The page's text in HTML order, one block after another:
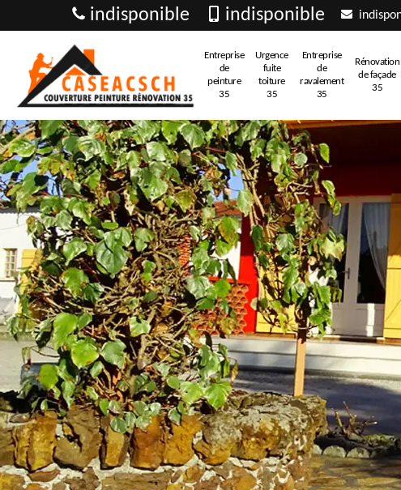
indisponible indisponible
Entreprise
de
peinture
35
Urgence
fuite
toiture
35
Entreprise
de
ravalement
35
Rénovation
de façade
35